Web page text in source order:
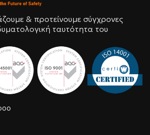
& προτείνουμε σύγχρονες
ταυτότητα του